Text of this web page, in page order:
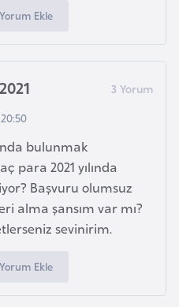
Yorum Ekle
bulunmak
para 2021 yılında
Başvuru olumsuz
alma şansım var mı?
sevinirim.
Yorum Ekle